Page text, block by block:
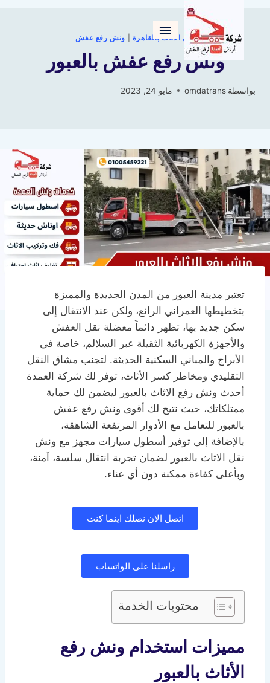
نقل الاثاث بالقاهرة ونش رفع عفش
ونش رفع عفش بالعبور
بواسطة omdatrans مايو 24, 2023
تعتبر مدينة العبور من المدن الجديدة والمميزة
بتخطيطها العمراني الرائع، ولكن عند الانتقال إلى
سكن جديد بها، تظهر دائماً معضلة نقل العفش
والأجهزة الكهربائية الثقيلة عبر السلالم، خاصة في
الأبراج والمباني السكنية الحديثة. لتجنب مشاق النقل
التقليدي ومخاطر كسر الأثاث، توفر لك شركة العمدة
أحدث ونش رفع الاثاث بالعبور ليضمن لك حماية
ممتلكاتك، حيث نتيح لك أقوى ونش رفع عفش
بالعبور للتعامل مع الأدوار المرتفعة الشاهقة،
بالإضافة إلى توفير أسطول سيارات مجهز مع ونش
نقل الاثاث بالعبور لضمان تجربة انتقال سلسة، آمنة،
وبأعلى كفاءة ممكنة دون أي عناء.
اتصل الان نصلك اينما كنت
راسلنا على الواتساب
محتويات الخدمة
مميزات استخدام ونش رفع
الأثاث بالعبور